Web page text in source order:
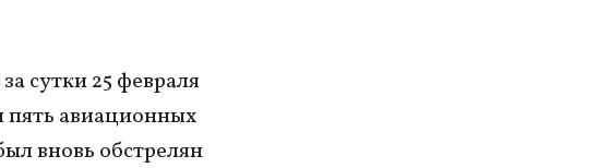
сутки 25 февраля
пять авиационных
вновь обстрелян